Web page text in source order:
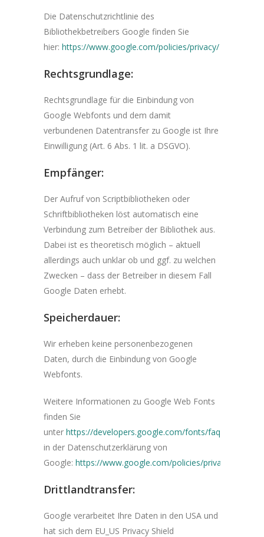
Die Datenschutzrichtlinie des
Bibliothekbetreibers Google finden Sie
hier: https://www.google.com/policies/privacy/
Rechtsgrundlage:
Rechtsgrundlage für die Einbindung von
Google Webfonts und dem damit
verbundenen Datentransfer zu Google ist Ihre
Einwilligung (Art. 6 Abs. 1 lit. a DSGVO).
Empfänger:
Der Aufruf von Scriptbibliotheken oder
Schriftbibliotheken löst automatisch eine
Verbindung zum Betreiber der Bibliothek aus.
Dabei ist es theoretisch möglich – aktuell
allerdings auch unklar ob und ggf. zu welchen
Zwecken – dass der Betreiber in diesem Fall
Google Daten erhebt.
Speicherdauer:
Wir erheben keine personenbezogenen
Daten, durch die Einbindung von Google
Webfonts.
Weitere Informationen zu Google Web Fonts
finden Sie
unter https://developers.google.com/fonts/faq
in der Datenschutzerklärung von
Google: https://www.google.com/policies/privacy/
Drittlandtransfer:
Google verarbeitet Ihre Daten in den USA und
hat sich dem EU_US Privacy Shield